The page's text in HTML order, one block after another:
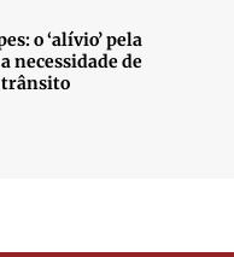
o ‘alívio’ pela
necessidade de
trânsito